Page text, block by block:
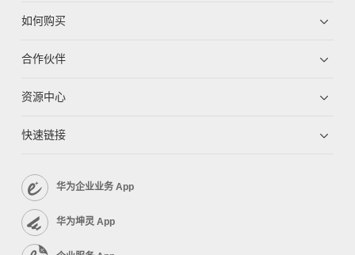
如何购买
合作伙伴
资源中心
快速链接
华为企业业务 App
华为坤灵 App